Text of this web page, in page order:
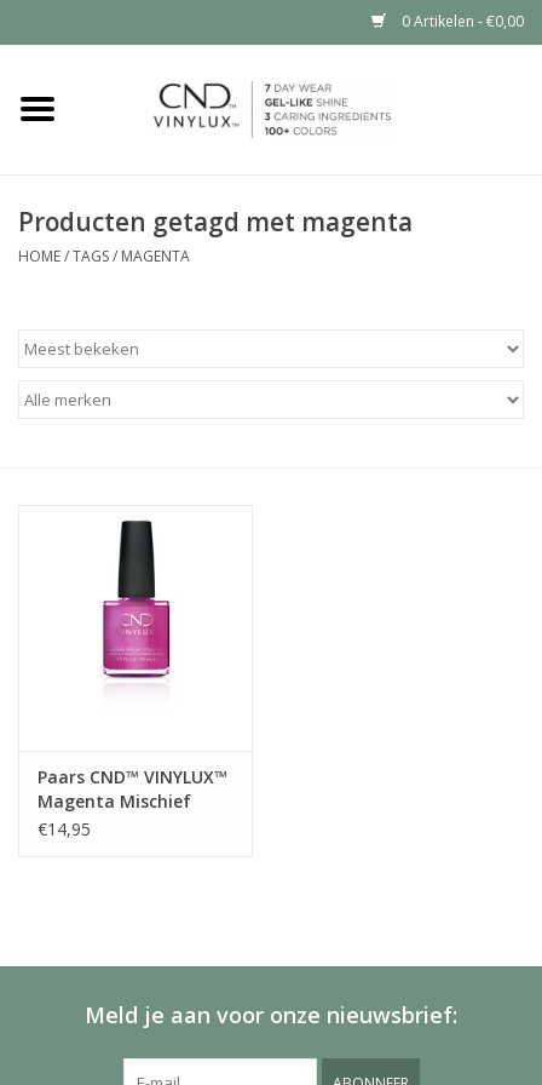
0 Artikelen - €0,00
Home
Nailart voor jou
Producten getagd met magenta
HOME/TAGS/ MAGENTA
Paars CND™ VINYLUX™
Magenta Mischief
#209
€14,95
Meld je aan voor onze nieuwsbrief: